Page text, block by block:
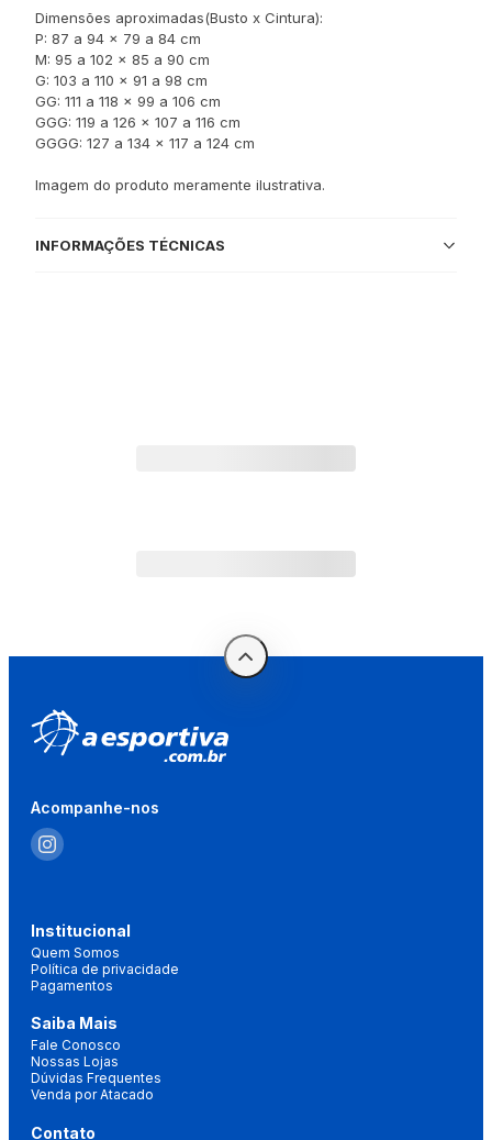
Dimensões aproximadas(Busto x Cintura):
P: 87 a 94 x 79 a 84 cm
M: 95 a 102 x 85 a 90 cm
G: 103 a 110 x 91 a 98 cm
GG: 111 a 118 x 99 a 106 cm
GGG: 119 a 126 x 107 a 116 cm
GGGG: 127 a 134 x 117 a 124 cm
Imagem do produto meramente ilustrativa.
INFORMAÇÕES TÉCNICAS
Acompanhe-nos
Institucional
Quem Somos
Política de privacidade
Pagamentos
Saiba Mais
Fale Conosco
Nossas Lojas
Dúvidas Frequentes
Venda por Atacado
Contato